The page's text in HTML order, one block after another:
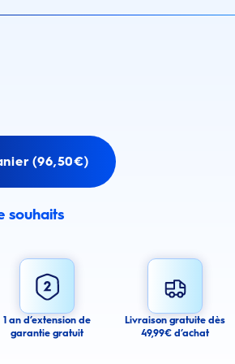
(96,50€)
souhaits
alerts about this product.
agree to receive email communications regarding
messages about product availability. We
may withdraw your consent or manage your email
1 an d’extension de
garantie gratuit
Livraison gratuite dès
49,99€ d’achat